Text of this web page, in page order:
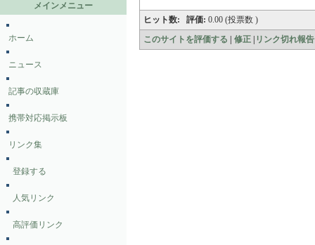
メインメニュー
ホーム
ニュース
記事の収蔵庫
携帯対応掲示板
リンク集
登録する
人気リンク
高評価リンク
ヒット数: 評価: 0.00 (投票数 )
このサイトを評価する
修正 リンク切れ報告